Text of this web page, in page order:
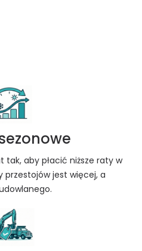
tak, aby płacić niższe raty w
jest więcej, a